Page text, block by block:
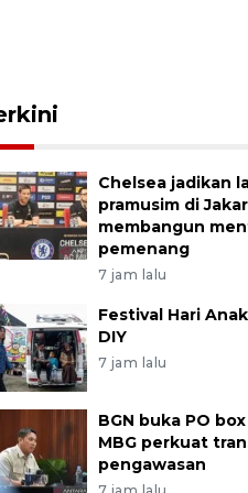
Chelsea jadikan
pramusim di
membangun
pemenang
7 jam lalu
Festival Hari
DIY
7 jam lalu
BGN buka PO
MBG perkuat
pengawasan